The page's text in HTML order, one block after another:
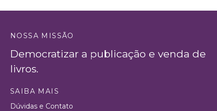
NOSSA MISSÃO
Democratizar a publicação e venda de
livros.
SAIBA MAIS
Dúvidas e Contato